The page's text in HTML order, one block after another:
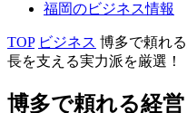
福岡のビジネス情報
TOP ビジネス 博多で頼れ
長を支える実力派を厳選！
博多で頼れる経